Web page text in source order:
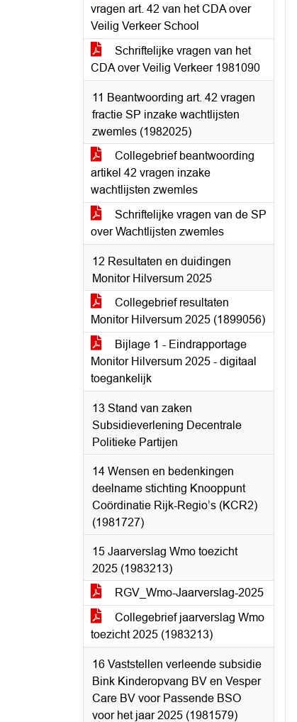
vragen art. 42 van het CDA over
Veilig Verkeer School
Schriftelijke vragen van het
CDA over Veilig Verkeer 1981090
11 Beantwoording art. 42 vragen
fractie SP inzake wachtlijsten
zwemles (1982025)
Collegebrief beantwoording
artikel 42 vragen inzake
wachtlijsten zwemles
Schriftelijke vragen van de SP
over Wachtlijsten zwemles
12 Resultaten en duidingen
Monitor Hilversum 2025
Collegebrief resultaten
Monitor Hilversum 2025 (1899056)
Bijlage 1 - Eindrapportage
Monitor Hilversum 2025 - digitaal
toegankelijk
13 Stand van zaken
Subsidieverlening Decentrale
Politieke Partijen
14 Wensen en bedenkingen
deelname stichting Knooppunt
Coördinatie Rijk-Regio’s (KCR2)
(1981727)
15 Jaarverslag Wmo toezicht
2025 (1983213)
RGV_Wmo-Jaarverslag-2025
Collegebrief jaarverslag Wmo
toezicht 2025 (1983213)
16 Vaststellen verleende subsidie
Bink Kinderopvang BV en Vesper
Care BV voor Passende BSO
voor het jaar 2025 (1981579)